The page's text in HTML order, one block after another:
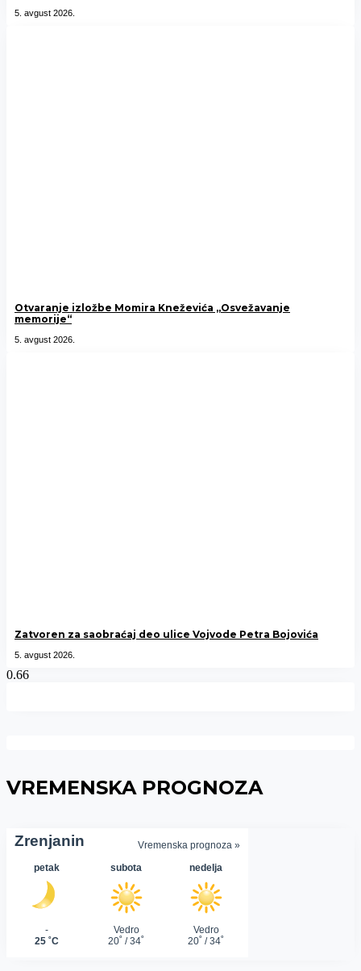
5. avgust 2026.
Otvaranje izložbe Momira Kneževića „Osvežavanje
memorije“
5. avgust 2026.
Zatvoren za saobraćaj deo ulice Vojvode Petra Bojovića
5. avgust 2026.
VREMENSKA PROGNOZA